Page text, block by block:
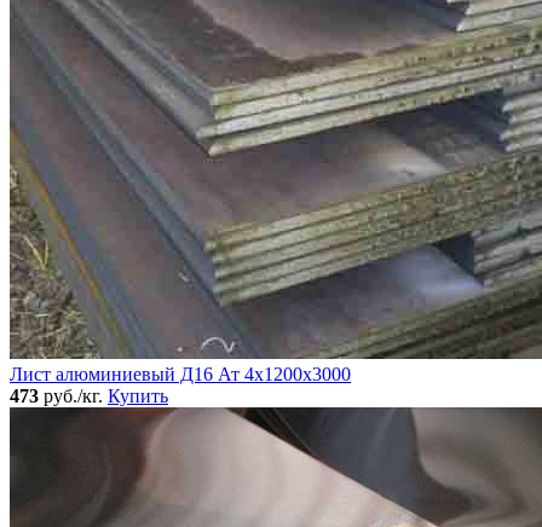
Лист алюминиевый Д16 Ат 4х1200х3000
473 руб./кг. Купить